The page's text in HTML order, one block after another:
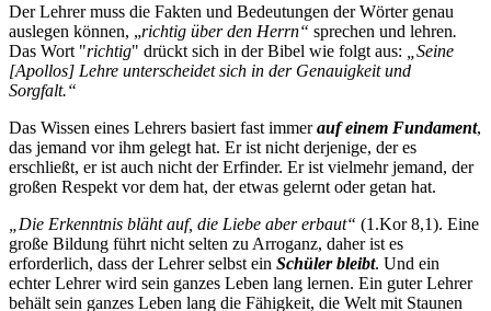
Der Lehrer muss die Fakten und Bedeutungen der Wörter genau
auslegen können, „richtig über den Herrn“ sprechen und lehren.
Das Wort "richtig" drückt sich in der Bibel wie folgt aus:
„Seine
[Apollos] Lehre unterscheidet sich in der Genauigkeit und
Sorgfalt.“
Das Wissen eines Lehrers basiert fast immerauf einem Fundament,
das jemand vor ihm gelegt hat. Er ist nicht derjenige, der es
erschließt, er ist auch nicht der Erfinder. Er ist vielmehr jemand, der
großen Respekt vor dem hat, der etwas gelernt oder getan hat.
„Die Erkenntnis bläht auf, die Liebe aber erbaut“ (1.Kor 8,1). Eine
große Bildung führt nicht selten zu Arroganz, daher ist es
erforderlich, dass der Lehrer selbst ein Schüler bleibt. Und ein
echter Lehrer wird sein ganzes Leben lang lernen. Ein guter Lehrer
behält sein ganzes Leben lang die Fähigkeit, die Welt mit Staunen